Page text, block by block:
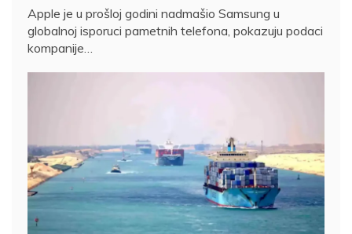
Apple je u prošloj godini nadmašio Samsung u
globalnoj isporuci pametnih telefona, pokazuju podaci
kompanije…